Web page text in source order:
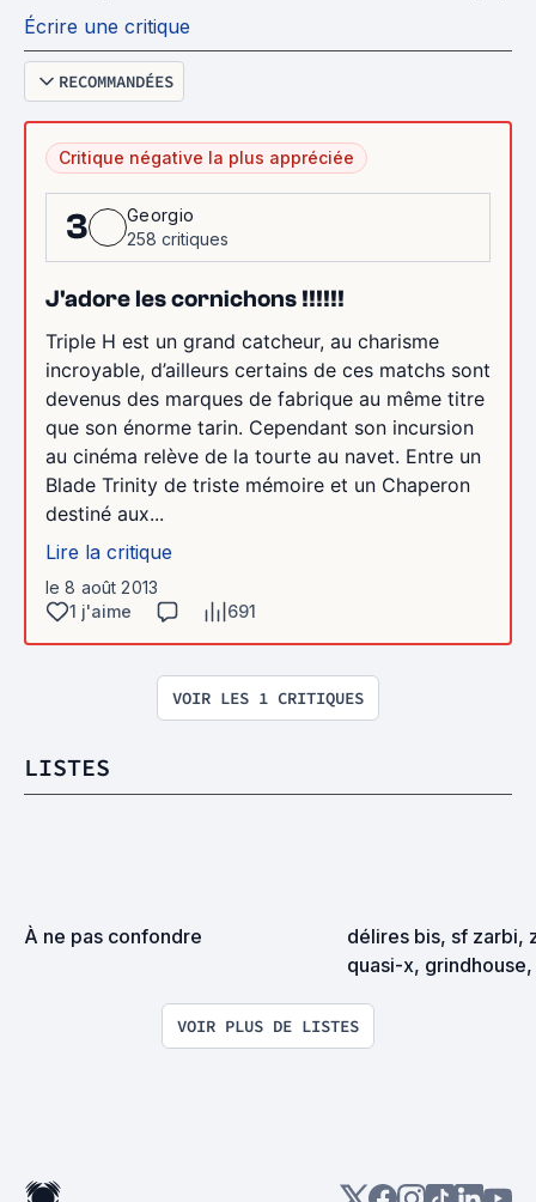
Écrire une critique
RECOMMANDÉES
Critique négative la plus appréciée
3
Georgio
258 critiques
J'adore les cornichons !!!!!!
Triple H est un grand catcheur, au charisme
incroyable, d’ailleurs certains de ces matchs sont
devenus des marques de fabrique au même titre
que son énorme tarin. Cependant son incursion
au cinéma relève de la tourte au navet. Entre un
Blade Trinity de triste mémoire et un Chaperon
destiné aux...
Lire la critique
le 8 août 2013
1 j'aime
691
VOIR LES 1 CRITIQUES
LISTES
À ne pas confondre
délires bis, sf zarbi,
quasi-x,
VOIR PLUS DE LISTES